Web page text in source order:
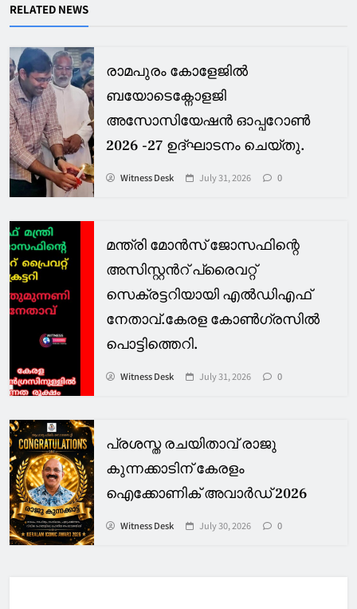
RELATED NEWS
രാമപുരം കോളേജിൽ
ബയോടെക്നോളജി
അസോസിയേഷൻ ഓപ്പറോൺ
2026 -27 ഉദ്ഘാടനം ചെയ്തു.
Witness Desk July 31, 2026 0
മന്ത്രി മോൻസ് ജോസഫിന്റെ
അസിസ്റ്റൻറ് പ്രൈവറ്റ്
സെക്രട്ടറിയായി എൽഡിഎഫ്
നേതാവ്.കേരള കോൺഗ്രസിൽ
പൊട്ടിത്തെറി.
Witness Desk July 31, 2026 0
പ്രശസ്ത രചയിതാവ് രാജു
കുന്നക്കാടിന് കേരളം
ഐക്കോണിക് അവാർഡ് 2026
Witness Desk July 30, 2026 0